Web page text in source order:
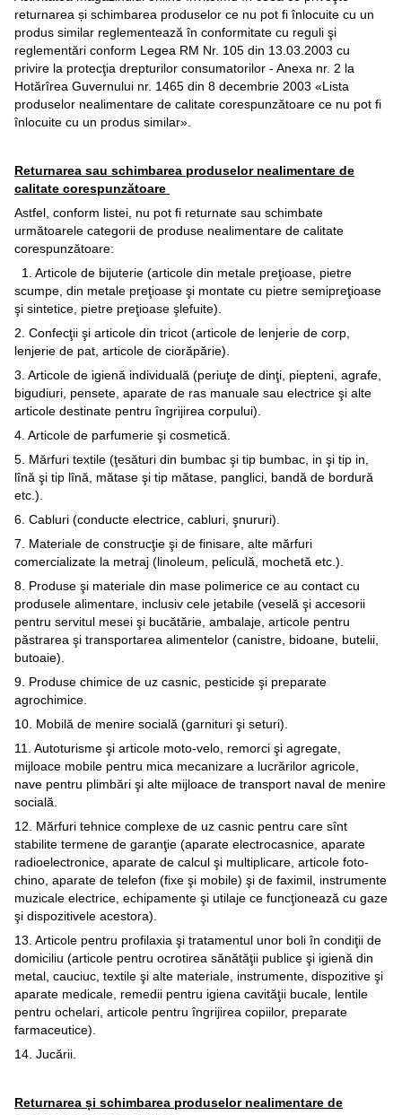
returnarea și schimbarea produselor ce nu pot fi înlocuite cu un
produs similar reglementează în conformitate cu reguli şi
reglementări conform Legea RM Nr. 105 din 13.03.2003 cu
privire la protecţia drepturilor consumatorilor - Anexa nr. 2 la
Hotărîrea Guvernului nr. 1465 din 8 decembrie 2003 «Lista
produselor nealimentare de calitate corespunzătoare ce nu pot fi
înlocuite cu un produs similar».
Returnarea sau schimbarea produselor nealimentare de
calitate corespunzătoare
Astfel, conform listei, nu pot fi returnate sau schimbate
următoarele categorii de produse nealimentare de calitate
corespunzătoare:
1. Articole de bijuterie (articole din metale preţioase, pietre
scumpe, din metale preţioase şi montate cu pietre semipreţioase
şi sintetice, pietre preţioase şlefuite).
2. Confecţii şi articole din tricot (articole de lenjerie de corp,
lenjerie de pat, articole de ciorăpărie).
3. Articole de igienă individuală (periuţe de dinţi, piepteni, agrafe,
bigudiuri, pensete, aparate de ras manuale sau electrice şi alte
articole destinate pentru îngrijirea corpului).
4. Articole de parfumerie şi cosmetică.
5. Mărfuri textile (ţesături din bumbac şi tip bumbac, in şi tip in,
lînă şi tip lînă, mătase şi tip mătase, panglici, bandă de bordură
etc.).
6. Cabluri (conducte electrice, cabluri, şnururi).
7. Materiale de construcţie şi de finisare, alte mărfuri
comercializate la metraj (linoleum, peliculă, mochetă etc.).
8. Produse şi materiale din mase polimerice ce au contact cu
produsele alimentare, inclusiv cele jetabile (veselă şi accesorii
pentru servitul mesei şi bucătărie, ambalaje, articole pentru
păstrarea şi transportarea alimentelor (canistre, bidoane, butelii,
butoaie).
9. Produse chimice de uz casnic, pesticide şi preparate
agrochimice.
10. Mobilă de menire socială (garnituri şi seturi).
11. Autoturisme şi articole moto-velo, remorci şi agregate,
mijloace mobile pentru mica mecanizare a lucrărilor agricole,
nave pentru plimbări şi alte mijloace de transport naval de menire
socială.
12. Mărfuri tehnice complexe de uz casnic pentru care sînt
stabilite termene de garanţie (aparate electrocasnice, aparate
radioelectronice, aparate de calcul şi multiplicare, articole foto-
chino, aparate de telefon (fixe şi mobile) şi de faximil, instrumente
muzicale electrice, echipamente şi utilaje ce funcţionează cu gaze
şi dispozitivele acestora).
13. Articole pentru profilaxia şi tratamentul unor boli în condiţii de
domiciliu (articole pentru ocrotirea sănătăţii publice şi igienă din
metal, cauciuc, textile şi alte materiale, instrumente, dispozitive şi
aparate medicale, remedii pentru igiena cavităţii bucale, lentile
pentru ochelari, articole pentru îngrijirea copiilor, preparate
farmaceutice).
14. Jucării.
Returnarea și schimbarea produselor nealimentare de